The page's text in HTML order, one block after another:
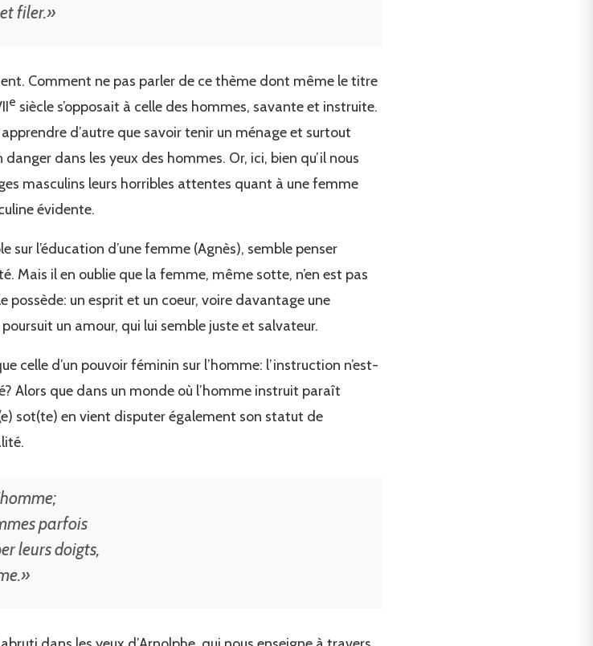
filer.»
Comment ne pas parler de ce thème dont même le titre
e siècle s’opposait à celle des hommes, savante et instruite.
d’autre que savoir tenir un ménage et surtout
dans les yeux des hommes. Or, ici, bien qu’il nous
masculins leurs horribles attentes quant à une femme
évidente.
sur l’éducation d’une femme (Agnès), semble penser
Mais il en oublie que la femme, même sotte, n’en est pas
possède: un esprit et un coeur, voire davantage une
un amour, qui lui semble juste et salvateur.
celle d’un pouvoir féminin sur l’homme: l’instruction n’est-
Alors que dans un monde où l’homme instruit paraît
sot(te) en vient disputer également son statut de
parfois
leurs doigts,